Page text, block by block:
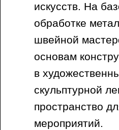
искусств. На
обработке
швейной
основам
в
скульптурной
пространство
мероприятий.